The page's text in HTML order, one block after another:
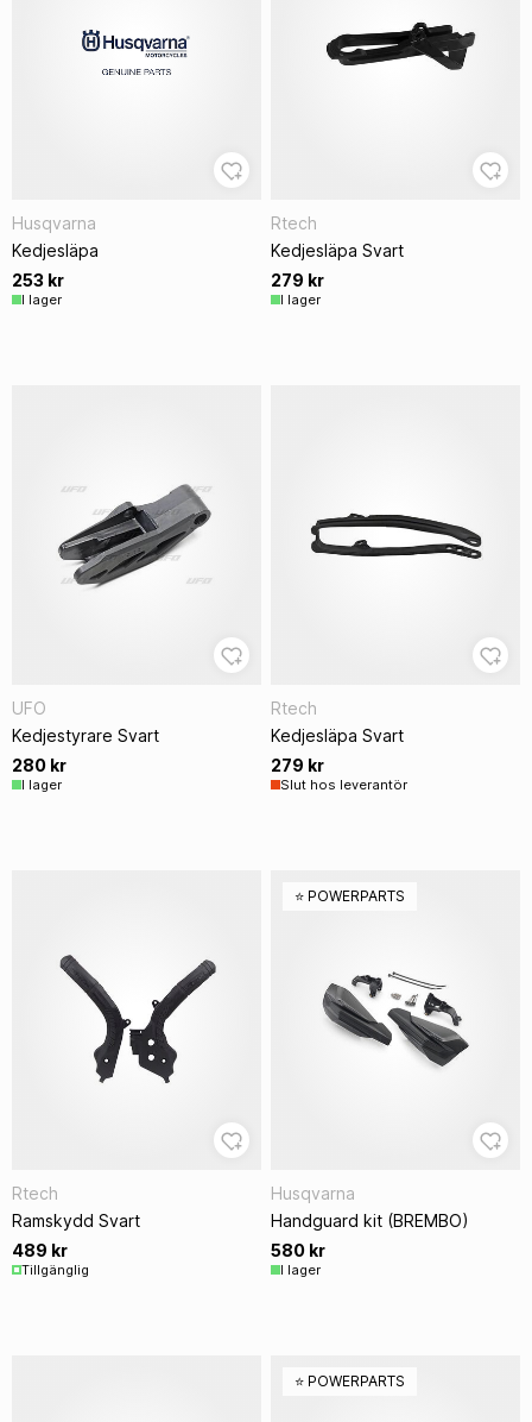
Husqvarna
Kedjesläpa
253 kr
I lager
Rtech
Kedjesläpa Svart
279 kr
I lager
UFO
Kedjestyrare Svart
280 kr
I lager
Rtech
Kedjesläpa Svart
279 kr
Slut hos leverantör
Rtech
Ramskydd Svart
489 kr
Tillgänglig
⭐️ POWERPARTS
Husqvarna
Handguard kit (BREMBO)
580 kr
I lager
⭐️ POWERPARTS